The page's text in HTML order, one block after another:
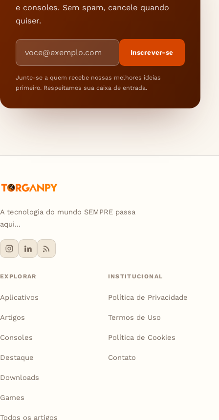
e consoles. Sem spam, cancele quando
quiser.
Endereço de e-mail
Inscrever-se
Junte-se a quem recebe nossas melhores ideias
primeiro. Respeitamos sua caixa de entrada.
A tecnologia do mundo SEMPRE passa
aqui...
EXPLORAR
Aplicativos
Artigos
Consoles
Destaque
Downloads
Games
Todos os artigos
INSTITUCIONAL
Política de Privacidade
Termos de Uso
Política de Cookies
Contato